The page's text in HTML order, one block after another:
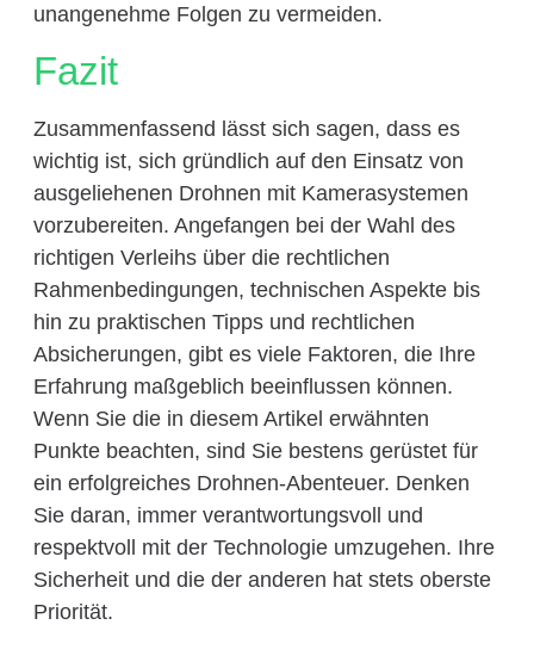
unangenehme Folgen zu vermeiden.
Fazit
Zusammenfassend lässt sich sagen, dass es
wichtig ist, sich gründlich auf den Einsatz von
ausgeliehenen Drohnen mit Kamerasystemen
vorzubereiten. Angefangen bei der Wahl des
richtigen Verleihs über die rechtlichen
Rahmenbedingungen, technischen Aspekte bis
hin zu praktischen Tipps und rechtlichen
Absicherungen, gibt es viele Faktoren, die Ihre
Erfahrung maßgeblich beeinflussen können.
Wenn Sie die in diesem Artikel erwähnten
Punkte beachten, sind Sie bestens gerüstet für
ein erfolgreiches Drohnen-Abenteuer. Denken
Sie daran, immer verantwortungsvoll und
respektvoll mit der Technologie umzugehen. Ihre
Sicherheit und die der anderen hat stets oberste
Priorität.